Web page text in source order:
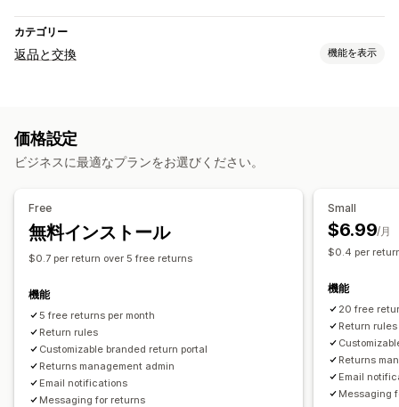
カテゴリー
返品と交換 機能を表示
返品管理
返品ポータル カスタムポリシー
カスタムブランディング
在庫更新
価格設定
ビジネスに最適なプランをお選びください。
Free
無料インストール
$0.7 per return over 5 free returns
機能
5 free returns per month
Return rules
Customizable branded return portal
Returns management admin
Email notifications
Messaging for returns
Small
$6.99/月
$0.4 per
機能
20 free
Return rules
Returns
Email
Messaging